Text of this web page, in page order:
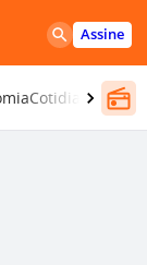
Assine
Cotidiano